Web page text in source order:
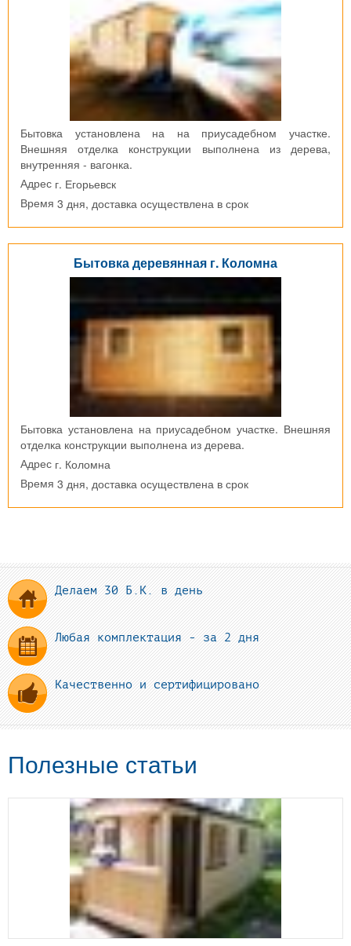
Бытовка установлена на на приусадебном участке.
Внешняя отделка конструкции выполнена из дерева,
внутренняя - вагонка.
Адрес г. Егорьевск
Время 3 дня, доставка осуществлена в срок
Бытовка деревянная г. Коломна
Бытовка установлена на приусадебном участке. Внешняя
отделка конструкции выполнена из дерева.
Адрес г. Коломна
Время 3 дня, доставка осуществлена в срок
Делаем 30 Б.К. в день
Любая комплектация - за 2 дня
Качественно и сертифицировано
Полезные статьи